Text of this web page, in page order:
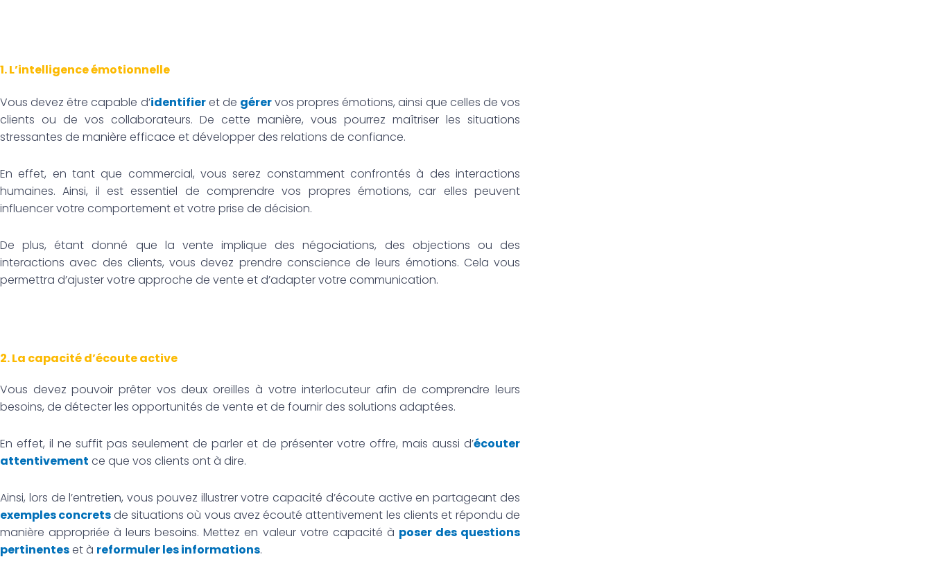
1. L’intelligence émotionnelle
Vous devez être capable d’identifieret de gérervos propres émotions, ainsi que celles de vos
clients ou de vos collaborateurs. De cette manière, vous pourrez maîtriser les situations
stressantes de manière efficace et développer des relations de confiance.
En effet, en tant que commercial, vous serez constamment confrontés à des interactions
humaines. Ainsi, il est essentiel de comprendre vos propres émotions, car elles peuvent
influencer votre comportement et votre prise de décision.
De plus, étant donné que la vente implique des négociations, des objections ou des
interactions avec des clients, vous devez prendre conscience de leurs émotions. Cela vous
permettra d’ajuster votre approche de vente et d’adapter votre communication.
2. La capacité d’écoute active
Vous devez pouvoir prêter vos deux oreilles à votre interlocuteur afin de comprendre leurs
besoins, de détecter les opportunités de vente et de fournir des solutions adaptées.
En effet, il ne suffit pas seulement de parler et de présenter votre offre, mais aussi d’écouter
attentivement ce que vos clients ont à dire.
Ainsi, lors de l’entretien, vous pouvez illustrer votre capacité d’écoute active en partageant des
exemples concretsde situations où vous avez écouté attentivement les clients et répondu de
manière appropriée à leurs besoins. Mettez en valeur votre capacité à poser des questions
pertinenteset à reformuler les informations.